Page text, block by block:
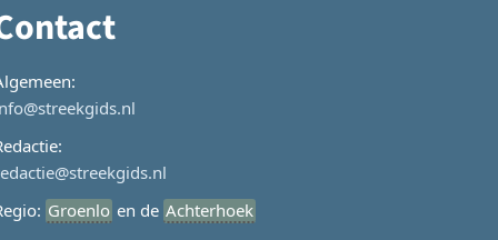
Groenlo en de Achterhoek